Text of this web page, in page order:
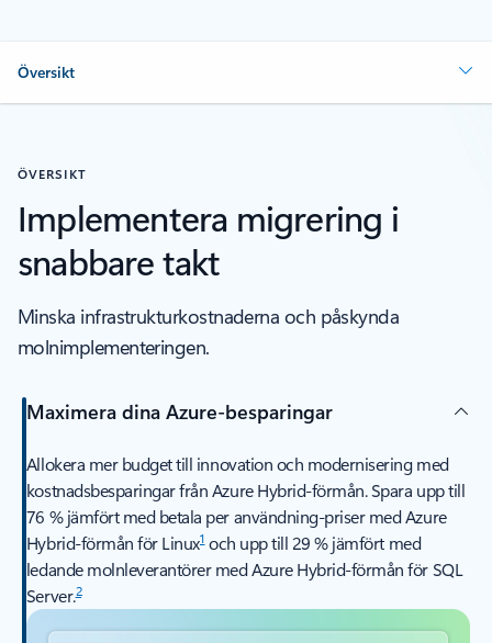
Översikt
ÖVERSIKT
Implementera migrering i
snabbare takt
Minska infrastrukturkostnaderna och påskynda
molnimplementeringen.
Maximera dina Azure-besparingar
Allokera mer budget till innovation och modernisering med
kostnadsbesparingar från Azure Hybrid-förmån. Spara upp till
76 % jämfört med betala per användning-priser med Azure
Hybrid-förmån för Linux1och upp till 29 % jämfört med
ledande molnleverantörer med Azure Hybrid-förmån för SQL
Server.2